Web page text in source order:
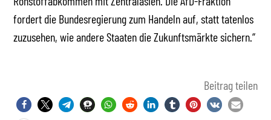
fordert die Bundesregierung zum Handeln auf, statt tatenlos
zuzusehen, wie andere Staaten die Zukunftsmärkte sichern.“
Beitrag teilen